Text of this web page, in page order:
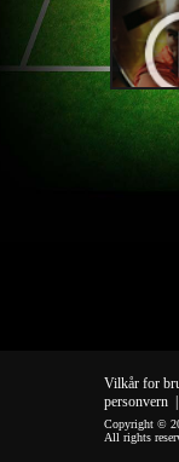
Vilkår for
personvern|
Copyright ©
All rights